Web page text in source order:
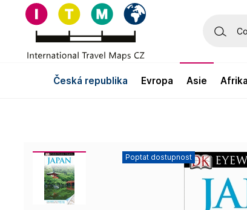
Poptat dostupnost
česká republika evropa asie afrika